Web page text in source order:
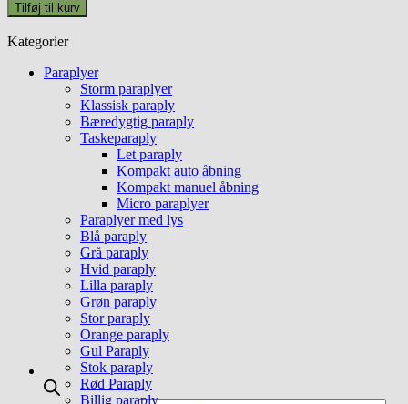
Tilføj til kurv
Kategorier
Paraplyer
Storm paraplyer
Klassisk paraply
Bæredygtig paraply
Taskeparaply
Let paraply
Kompakt auto åbning
Kompakt manuel åbning
Micro paraplyer
Paraplyer med lys
Blå paraply
Grå paraply
Hvid paraply
Lilla paraply
Grøn paraply
Stor paraply
Orange paraply
Gul Paraply
Stok paraply
Rød Paraply
Billig paraply